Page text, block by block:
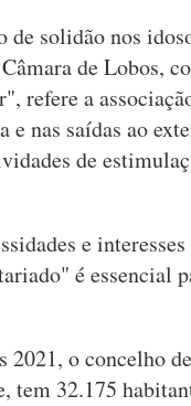
solidão nos
de Lobos,
refere a
e nas saídas ao
de
e interesses
é essencial
2021, o concelho de
tem 32.175